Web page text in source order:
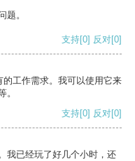
题。
支持[0] 反对[0]
工作需求。我可以使用它来
。
支持[0] 反对[0]
我已经玩了好几个小时，还